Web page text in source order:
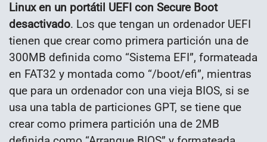
Linux en un portátil UEFI con Secure Boot
desactivado. Los que tengan un ordenador UEFI
tienen que crear como primera partición una de
300MB definida como “Sistema EFI”, formateada
en FAT32 y montada como “/boot/efi”, mientras
que para un ordenador con una vieja BIOS, si se
usa una tabla de particiones GPT, se tiene que
crear como primera partición una de 2MB